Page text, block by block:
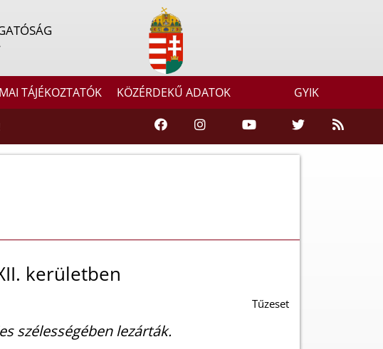
TÁJÉKOZTATÓK KÖZÉRDEKŰ ADATOK GYIK
kerületben
Tűzeset
szélességében lezárták.